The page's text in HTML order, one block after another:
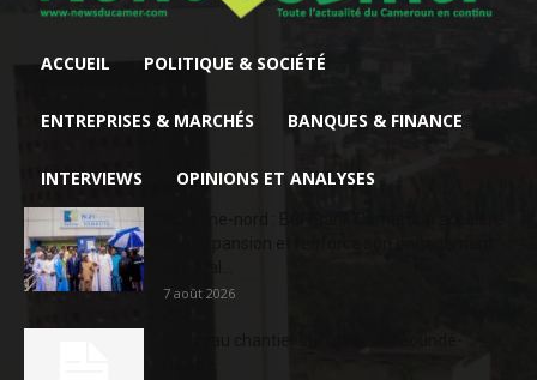
ACCUEIL POLITIQUE & SOCIÉTÉ
ENTREPRISES & MARCHÉS BANQUES & FINANCE
INTERVIEWS OPINIONS ET ANALYSES
7 août 2026